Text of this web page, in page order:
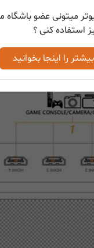
میتونی عضو باشگاه
استفاده کنی ؟
را اینجا بخوانید